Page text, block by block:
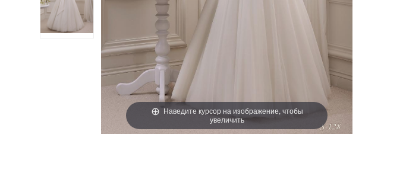
Наведите курсор на изображение, чтобы
увеличить